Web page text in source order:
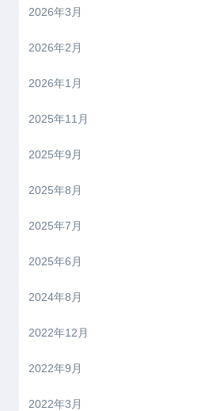
2026年3月
2026年2月
2026年1月
2025年11月
2025年9月
2025年8月
2025年7月
2025年6月
2024年8月
2022年12月
2022年9月
2022年3月